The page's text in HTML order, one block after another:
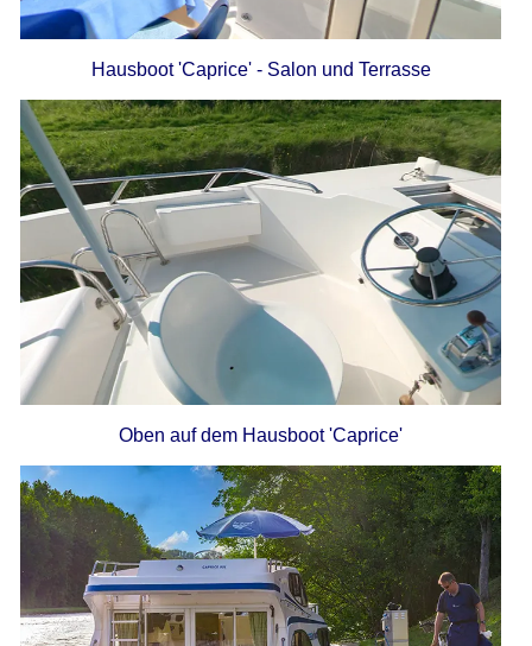
Hausboot 'Caprice' - Salon und Terrasse
Oben auf dem Hausboot 'Caprice'